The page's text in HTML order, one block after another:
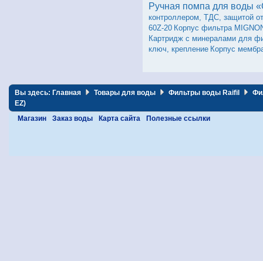
Ручная помпа для воды
контроллером, ТДС, защитой
60Z-20 Корпус фильтра
Картридж с минералами для
ключ, крепление Корпус
Вы здесь: Главная Товары для воды Фильтры воды Raifil
EZ)
Магазин
Заказ воды Карта сайта Полезные ссылки